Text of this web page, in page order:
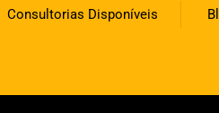
Consultorias Disponíveis